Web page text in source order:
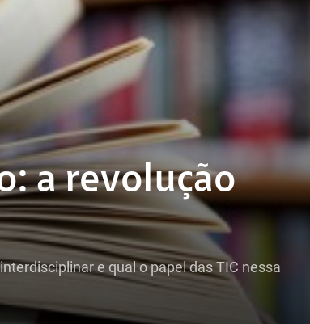
a revolução
e qual o papel das TIC nessa